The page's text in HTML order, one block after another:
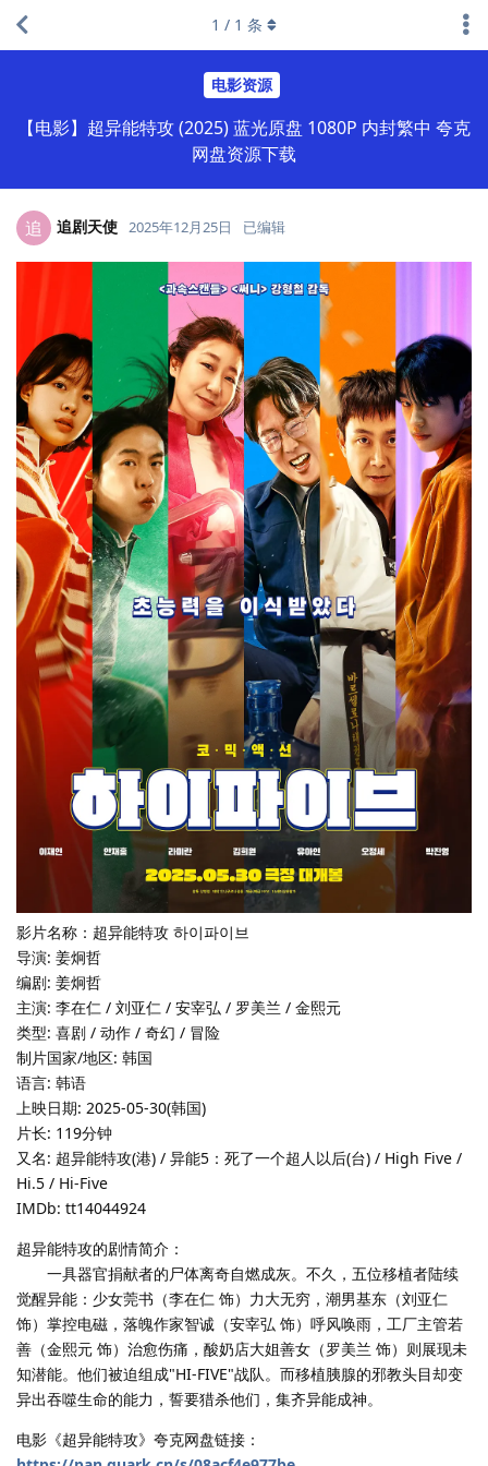
电影资源
【电影】超异能特攻 (2025) 蓝光原盘 1080P 内封繁中 夸克
网盘资源下载
1 / 1 条
追 追剧天使 2025年12月25日 已编辑
影片名称：超异能特攻 하이파이브
导演: 姜炯哲
编剧: 姜炯哲
主演: 李在仁 / 刘亚仁 / 安宰弘 / 罗美兰 / 金熙元
类型: 喜剧 / 动作 / 奇幻 / 冒险
制片国家/地区: 韩国
语言: 韩语
上映日期: 2025-05-30(韩国)
片长: 119分钟
又名: 超异能特攻(港) / 异能5：死了一个超人以后(台) / High Five /
Hi.5 / Hi-Five
IMDb: tt14044924
超异能特攻的剧情简介：
一具器官捐献者的尸体离奇自燃成灰。不久，五位移植者陆续
觉醒异能：少女莞书（李在仁 饰）力大无穷，潮男基东（刘亚仁
饰）掌控电磁，落魄作家智诚（安宰弘 饰）呼风唤雨，工厂主管若
善（金熙元 饰）治愈伤痛，酸奶店大姐善女（罗美兰 饰）则展现未
知潜能。他们被迫组成"HI-FIVE"战队。而移植胰腺的邪教头目却变
异出吞噬生命的能力，誓要猎杀他们，集齐异能成神。
电影《超异能特攻》夸克网盘链接：